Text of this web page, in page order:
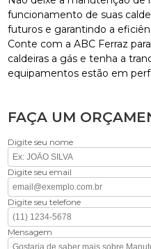
funcionamento de suas
futuros e garantindo a
Conte com a ABC Ferraz
caldeiras a gás e tenha a
equipamentos estão em
FAÇA UM
Digite seu nome
Digite seu email
Digite seu telefone
Mensagem